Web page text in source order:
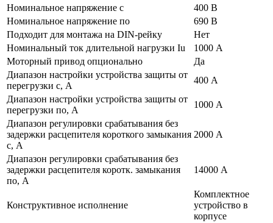
Номинальное напряжение с
400 В
Номинальное напряжение по
690 В
Подходит для монтажа на DIN-рейку
Нет
Номинальный ток длительной нагрузки Iu
1000 А
Моторный привод опционально
Да
Диапазон настройки устройства защиты от
перегрузки с, А
400 А
Диапазон настройки устройства защиты от
перегрузки по, А
1000 А
Диапазон регулировки срабатывания без
задержки расцепителя короткого замыкания
с, А
2000 А
Диапазон регулировки срабатывания без
задержки расцепителя коротк. замыкания
по, А
14000 А
Конструктивное исполнение
Комплектное
устройство в
корпусе